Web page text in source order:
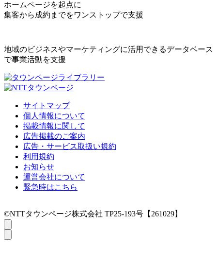
ホームページを起点に
集客から成約までをワンストップで支援
地域のビジネスやマーケティングに活用できるデータベース
で事業活動を支援
サイトマップ
個人情報について
掲載情報に関して
広告掲載のご案内
広告・サービス取扱い規約
利用規約
お知らせ
運営会社について
緊急時はこちら
©NTTタウンページ株式会社 TP25-193号【261029】